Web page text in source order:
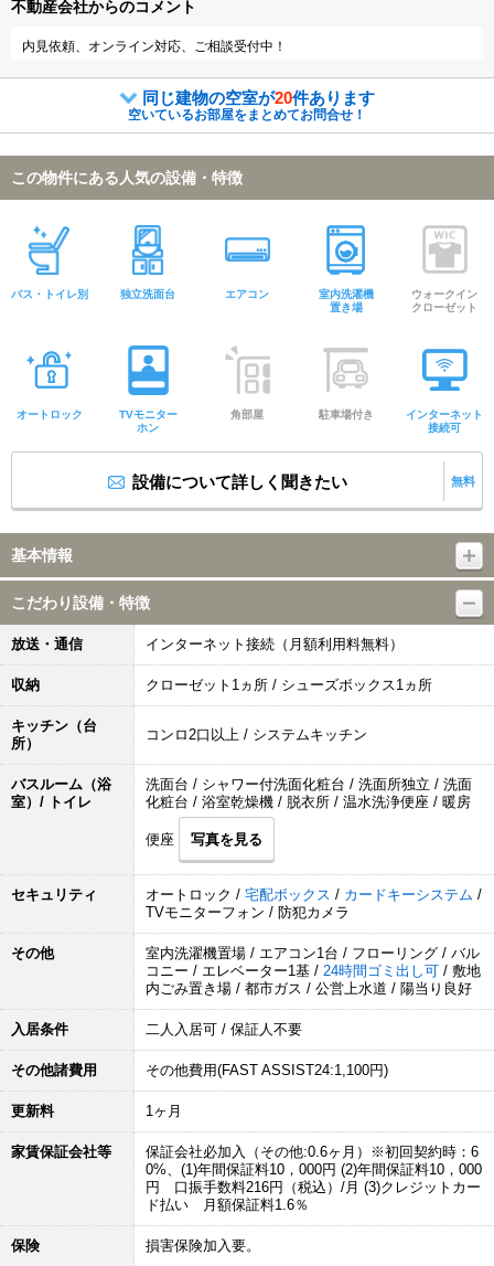
不動産会社からのコメント
内見依頼、オンライン対応、ご相談受付中！
同じ建物の空室が20件あります
空いているお部屋をまとめてお問合せ！
この物件にある人気の設備・特徴
バス・トイレ別 独立洗面台 エアコン
室内洗濯機
置き場
ウォークイン
クローゼット
オートロック
TVモニター
ホン
角部屋 駐車場付き
インターネット
接続可
設備について詳しく聞きたい 無料
基本情報
こだわり設備・特徴
放送・通信 インターネット接続（月額利用料無料）
収納 クローゼット1ヵ所 / シューズボックス1ヵ所
キッチン（台
所）
コンロ2口以上 / システムキッチン
バスルーム（浴
室）/ トイレ
洗面台 / シャワー付洗面化粧台 / 洗面所独立 / 洗面
化粧台 / 浴室乾燥機 / 脱衣所 / 温水洗浄便座 / 暖房
便座 写真を見る
セキュリティ オートロック / 宅配ボックス / カードキーシステム /
TVモニターフォン / 防犯カメラ
その他
室内洗濯機置場 / エアコン1台 / フローリング / バル
コニー / エレベーター1基 / 24時間ゴミ出し可 / 敷地
内ごみ置き場 / 都市ガス / 公営上水道 / 陽当り良好
入居条件 二人入居可 / 保証人不要
その他諸費用 その他費用(FAST ASSIST24:1,100円)
更新料 1ヶ月
家賃保証会社等
保証会社必加入（その他:0.6ヶ月）※初回契約時：6
0%、(1)年間保証料10，000円 (2)年間保証料10，000
円 口振手数料216円（税込）/月 (3)クレジットカー
ド払い 月額保証料1.6％
保険 損害保険加入要。